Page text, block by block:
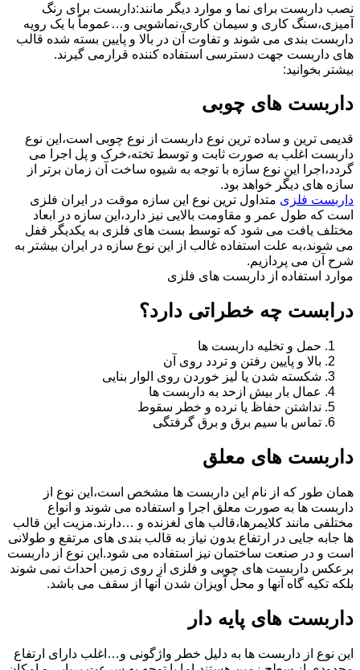
نصب داربست برای نما و موارد دیگر مانند:داربست برای رنگ
آمیزی،سنگ کاری و سیمان کاری،نماشویی و…عموماً با یک رویه
داربست بندی می شوند و تفاوت آن در بالا و پایین بسته شده قالب
های داربست جهت دسترسی استفاده کننده قرارمی گیرند.
بیشتر بخوانید:
داربست های چوبی
قدیمی ترین و ساده ترین نوع داربست از نوع چوبی است،این نوع
داربست اغلب به صورت ثابت و توسط تخته،خرک و پل اجرا می
گردد،اجرا این نوع سازه با توجه به شیوه ساخت آن زمان برتر از
سازه های دیگر خواهد بود.
داربست فلزی متداول ترین نوع این سازه موقت در ایران فلزی
است که طول عمر و مقاومت بالایی نیز دارد،این سازه در ابعاد
مختلف یافت می شود که توسط بست های فلزی به یکدیگر قفل
می شوند،به علت استفاده غالب از این نوع سازه در ایران بیشتر به
شرح آن می پردازیم.
موارد استفاده از داربست های فلزی
درابست چه خطراتی دارد؟
حمل و تخلیه داربست ها
بالا و پایین رفتن و تردد روی آن
شکسته شدن یا لیز خوردن روی الوار بنایی
عمال بار بیش ازحد به داربست ها
نداشتن حفاظ یا نرده و خطر سقوط
تماس با سیم برق و برق گرفتگی
داربست های معلق
همان طور که از نام این داربست ها مشخص است،این نوع از
داربست ها به صورت معلق اجرا و استفاده می شوند و انواع
مختلفی مانند کلایمرها،قالب های لغزنده و …دارند.مزیت این قالب
ها جابه جایی در ارتفاع بدون نیاز به قالب بندی های مرتفع و طولانی
است و در صنعت ساختمان نیز استفاده می شود.این نوع از داربست
برعکس داربست های چوبی و فلزی از روی زمین احداث نمی شوند
بلکه تکیه گاه آنها و محل آویزان شدن آنها از سقف می باشد.
داربست های پایه دار
این نوع از داربست ها به دلیل خطر واژگونی و…اغلب دارای ارتفاع